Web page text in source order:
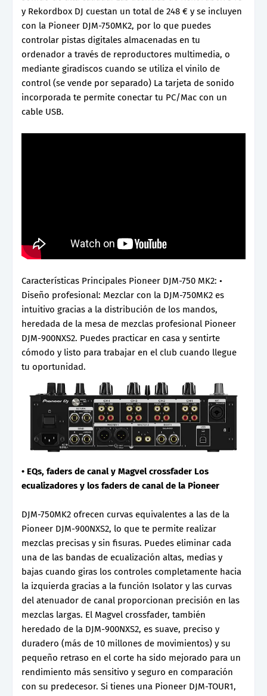
y Rekordbox DJ cuestan un total de 248 € y se incluyen
con la Pioneer DJM-750MK2, por lo que puedes
controlar pistas digitales almacenadas en tu
ordenador a través de reproductores multimedia, o
mediante giradiscos cuando se utiliza el vinilo de
control (se vende por separado) La tarjeta de sonido
incorporada te permite conectar tu PC/Mac con un
cable USB.
Características Principales Pioneer DJM-750 MK2: •
Diseño profesional: Mezclar con la DJM-750MK2 es
intuitivo gracias a la distribución de los mandos,
heredada de la mesa de mezclas profesional Pioneer
DJM-900NXS2. Puedes practicar en casa y sentirte
cómodo y listo para trabajar en el club cuando llegue
tu oportunidad.
• EQs, faders de canal y Magvel crossfader Los
ecualizadores y los faders de canal de la Pioneer
DJM-750MK2 ofrecen curvas equivalentes a las de la
Pioneer DJM-900NXS2, lo que te permite realizar
mezclas precisas y sin fisuras. Puedes eliminar cada
una de las bandas de ecualización altas, medias y
bajas cuando giras los controles completamente hacia
la izquierda gracias a la función Isolator y las curvas
del atenuador de canal proporcionan precisión en las
mezclas largas. El Magvel crossfader, también
heredado de la DJM-900NXS2, es suave, preciso y
duradero (más de 10 millones de movimientos) y su
pequeño retraso en el corte ha sido mejorado para un
rendimiento más sensitivo y seguro en comparación
con su predecesor. Si tienes una Pioneer DJM-TOUR1,